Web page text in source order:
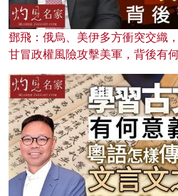
鄧飛：俄烏、美伊多方衝突交織
甘冒政權風險攻擊美軍，背後有